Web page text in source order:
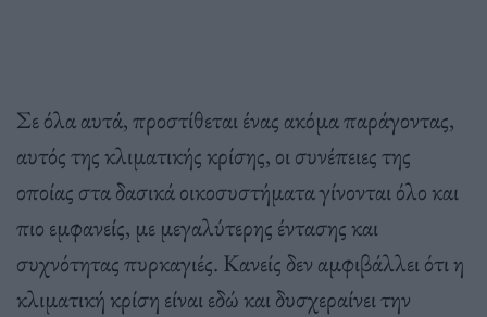
Σε όλα αυτά, προστίθεται ένας ακόμα παράγοντας,
αυτός της κλιματικής κρίσης, οι συνέπειες της
οποίας στα δασικά οικοσυστήματα γίνονται όλο και
πιο εμφανείς, με μεγαλύτερης έντασης και
συχνότητας πυρκαγιές. Κανείς δεν αμφιβάλλει ότι η
κλιματική κρίση είναι εδώ και δυσχεραίνει την